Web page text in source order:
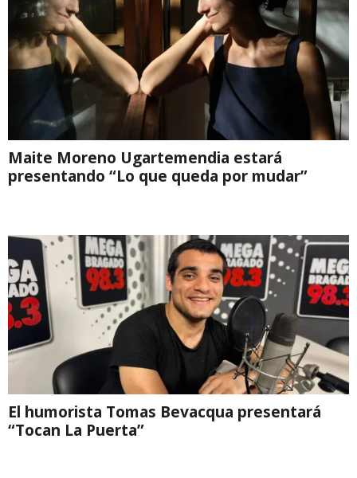
Maite Moreno Ugartemendia estará
presentando “Lo que queda por mudar”
El humorista Tomas Bevacqua presentará
“Tocan La Puerta”